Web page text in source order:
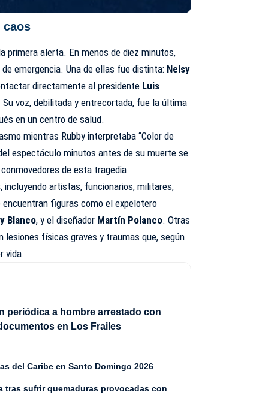
caos
primera alerta. En menos de diez minutos,
emergencia. Una de ellas fue distinta: Nelsy
directamente al presidente Luis
voz, debilitada y entrecortada, fue la última
en un centro de salud.
mientras Rubby interpretaba “Color de
espectáculo minutos antes de su muerte se
de esta tragedia.
, incluyendo artistas, funcionarios, militares,
figuras como el expelotero
Blanco, y el diseñador Martín Polanco. Otras
lesiones físicas graves y traumas que, según
vida.
periódica a hombre arrestado con
en Los Frailes
del Caribe en Santo Domingo 2026
tras sufrir quemaduras provocadas con